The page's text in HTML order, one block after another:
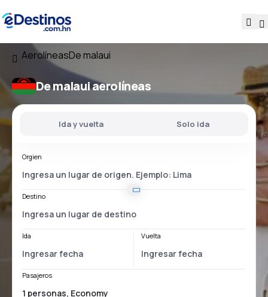
AerolíneasDe malaui
De malaui aerolíneas
Ida y vuelta Solo ida
Orgien
Destino
Ida Vuelta
Pasajeros